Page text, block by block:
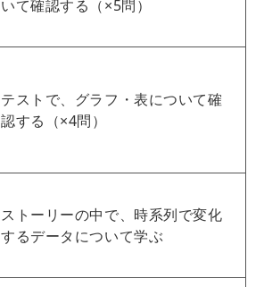
いて確認する（×5問）
テストで、グラフ・表について確
認する（×4問）
ストーリーの中で、時系列で変化
するデータについて学ぶ